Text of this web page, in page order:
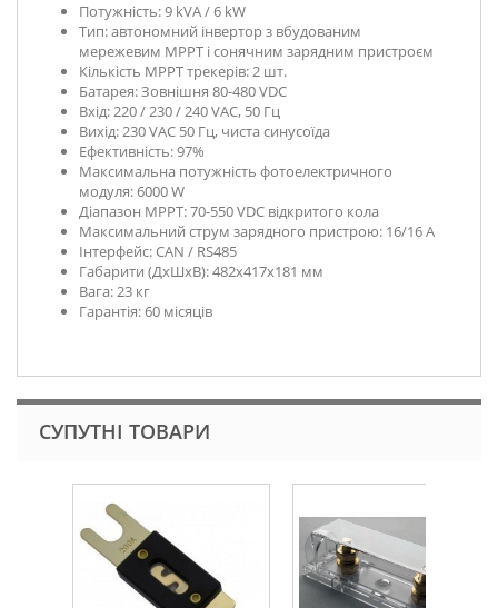
Потужність: 9 kVA / 6 kW
Тип: автономний інвертор з вбудованим
мережевим MРPT і сонячним зарядним пристроєм
Кількість MPPT трекерів: 2 шт.
Батарея: Зовнішня 80-480 VDC
Вхід: 220 / 230 / 240 VAC, 50 Гц
Вихід: 230 VAC 50 Гц, чиста синусоїда
Ефективність: 97%
Максимальна потужність фотоелектричного
модуля: 6000 W
Діапазон MPPT: 70-550 VDC відкритого кола
Максимальний струм зарядного пристрою: 16/16 А
Інтерфейс: CAN / RS485
Габарити (ДхШхВ): 482х417х181 мм
Вага: 23 кг
Гарантія: 60 місяців
СУПУТНІ ТОВАРИ